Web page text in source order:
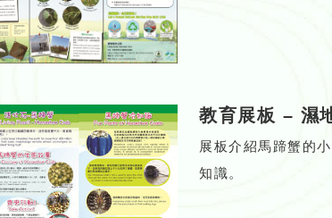
教育展板 – 濕
展板介紹馬蹄蟹的
知識。